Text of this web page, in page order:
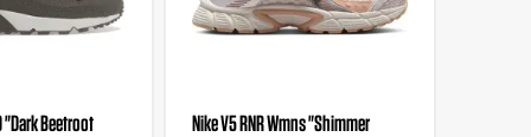
"Dark Beetroot
Nike V5 RNR Wmns "Shimmer